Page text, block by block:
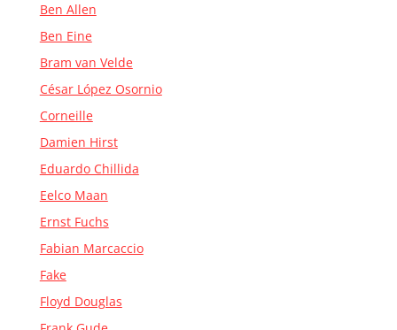
Ben Allen
Ben Eine
Bram van Velde
César López Osornio
Corneille
Damien Hirst
Eduardo Chillida
Eelco Maan
Ernst Fuchs
Fabian Marcaccio
Fake
Floyd Douglas